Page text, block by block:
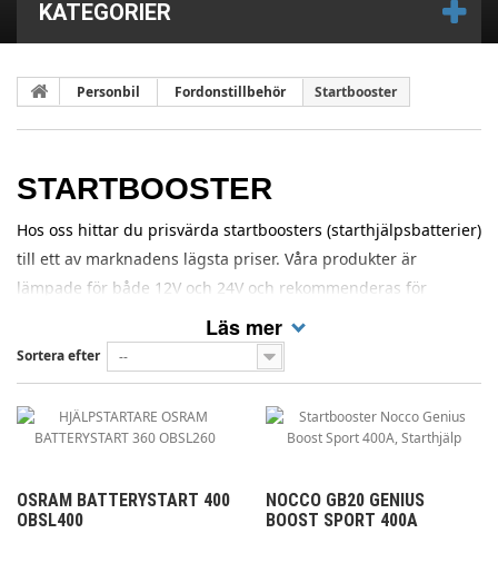
KATEGORIER
Personbil Fordonstillbehör Startbooster
STARTBOOSTER
Hos oss hittar du prisvärda startboosters (starthjälpsbatterier)
till ett av marknadens lägsta priser. Våra produkter är
lämpade för både 12V och 24V och rekommenderas för
användning på samtliga typer av fordon.
Läs mer
Sortera efter --
OSRAM BATTERYSTART 400
OBSL400
NOCCO GB20 GENIUS
BOOST SPORT 400A